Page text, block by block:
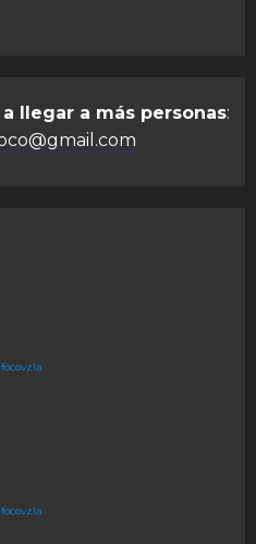
llegar a más personas: